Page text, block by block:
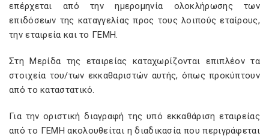
επέρχεται από την ημερομηνία ολοκλήρωσης των
επιδόσεων της καταγγελίας προς τους λοιπούς εταίρους,
την εταιρεία και το ΓΕΜΗ.
Στη Μερίδα της εταιρείας καταχωρίζονται επιπλέον τα
στοιχεία του/των εκκαθαριστών αυτής, όπως προκύπτουν
από το καταστατικό.
Για την οριστική διαγραφή της υπό εκκαθάριση εταιρείας
από το ΓΕΜΗ ακολουθείται η διαδικασία που περιγράφεται